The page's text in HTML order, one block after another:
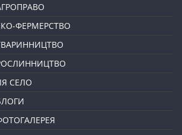
ФЕРМЕРСТВО
СЕЛО